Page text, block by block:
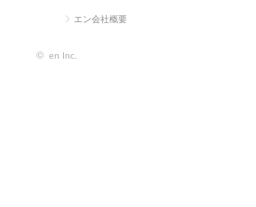
エン会社概要
© en Inc.